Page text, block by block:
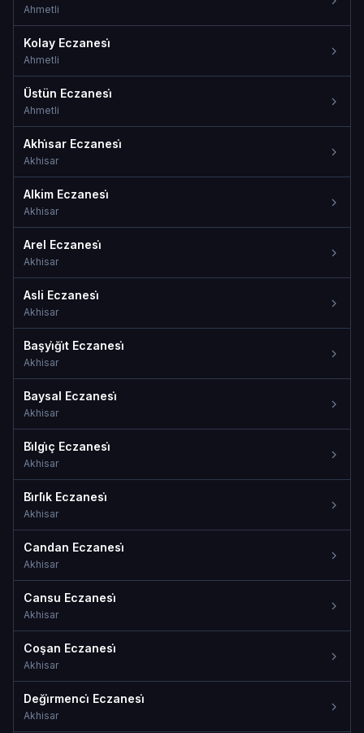
Ahmetli
Kolay Eczanesi̇
Ahmetli
Üstün Eczanesi̇
Ahmetli
Akhi̇sar Eczanesi̇
Akhisar
Alkim Eczanesi̇
Akhisar
Arel Eczanesi̇
Akhisar
Asli Eczanesi̇
Akhisar
Başyi̇ği̇t Eczanesi̇
Akhisar
Baysal Eczanesi̇
Akhisar
Bi̇lgi̇ç Eczanesi̇
Akhisar
Bi̇rli̇k Eczanesi̇
Akhisar
Candan Eczanesi̇
Akhisar
Cansu Eczanesi̇
Akhisar
Coşan Eczanesi̇
Akhisar
Deği̇rmenci̇ Eczanesi̇
Akhisar